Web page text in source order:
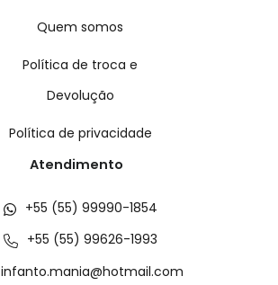
Quem somos
Política de troca e
Devolução
Política de privacidade
Atendimento
+55 (55) 99990-1854
+55 (55) 99626-1993
infanto.mania@hotmail.com